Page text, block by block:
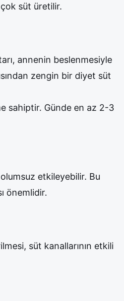
süt üretilir.
annenin beslenmesiyle
zengin bir diyet süt
sahiptir. Günde en az 2-3
etkileyebilir. Bu
önemlidir.
süt kanallarının etkili